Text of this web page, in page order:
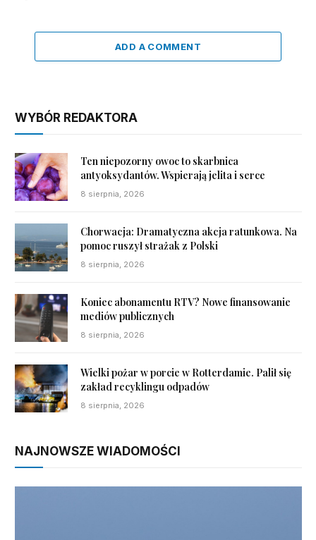
ADD A COMMENT
WYBÓR REDAKTORA
Ten niepozorny owoc to skarbnica
antyoksydantów. Wspierają jelita i serce
8 sierpnia, 2026
Chorwacja: Dramatyczna akcja ratunkowa. Na
pomoc ruszył strażak z Polski
8 sierpnia, 2026
Koniec abonamentu RTV? Nowe finansowanie
mediów publicznych
8 sierpnia, 2026
Wielki pożar w porcie w Rotterdamie. Palił się
zakład recyklingu odpadów
8 sierpnia, 2026
NAJNOWSZE WIADOMOŚCI